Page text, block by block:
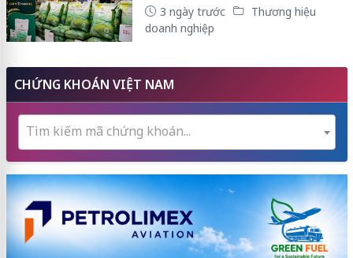
3 ngày trước
Thương hiệu
doanh nghiệp
CHỨNG KHOÁN VIỆT NAM
Tìm kiếm mã chứng khoán...